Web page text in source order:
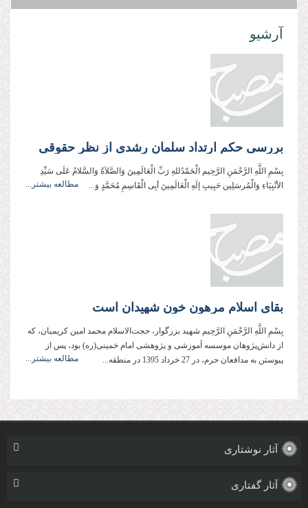
آرشیو
بررسى حكم ارتداد سلمان رشدی از نظر حقوقی
بِسْمِ اللَّهِ الرَّحْمَنِ الرَّحِيم الْحَمْدُللهِ رَبِّ الْعَالَمِینَ وَالصَّلاَةُ وَالسَّلامُ عَلَی سَیِّدِ
الأنْبِیَاءِ وَالْمُرسَلِین حَبِیبِ إلَهِ الْعَالَمِینَ أبِی الْقَاسِمِ مُحَمَّدٍ وَ...
مطالعه بیشتر...
بقای اسلام مرهون خون‌ شهيدان است
بِسْمِ اللَّهِ الرَّحْمَنِ الرَّحِيم شهید بزرگوار، حجت‌الاسلام محمد امین کریمیان، كه
از دانش‌پژوهان موسسه آموزشی و پژوهشی امام خمینی(ره) بود، پس از
پیوستن به مدافعان حرم، در 27 خرداد 1395 در منطقه...
مطالعه بیشتر...
آثار نوشتاری
آثار گفتاری